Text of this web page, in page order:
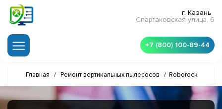
г. Казань
Спартаковская улица, 6
+7 (800) 100-89-44
Главная / Ремонт вертикальных пылесосов / Roborock